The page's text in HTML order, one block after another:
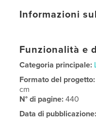
Informazioni
Funzionalità e
Categoria principale:
Formato del
cm
N° di pagine:440
Data di pubblicazione: